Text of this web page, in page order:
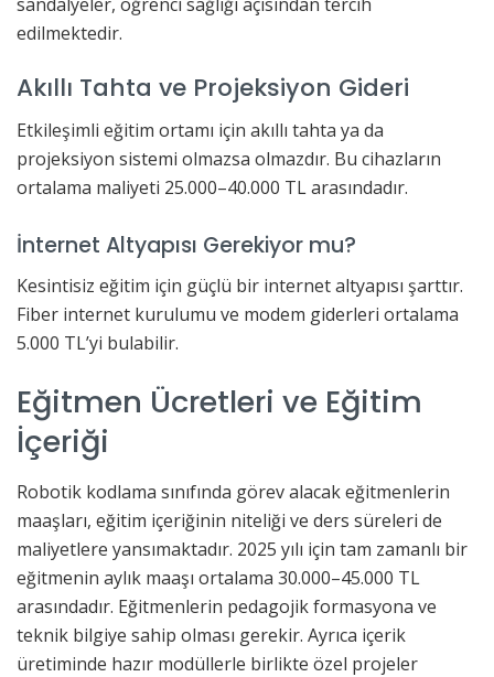
edilmektedir.
Akıllı Tahta ve Projeksiyon Gideri
Etkileşimli eğitim ortamı için akıllı tahta ya da
projeksiyon sistemi olmazsa olmazdır. Bu cihazların
ortalama maliyeti 25.000–40.000 TL arasındadır.
İnternet Altyapısı Gerekiyor mu?
Kesintisiz eğitim için güçlü bir internet altyapısı şarttır.
Fiber internet kurulumu ve modem giderleri ortalama
5.000 TL’yi bulabilir.
Eğitmen Ücretleri ve Eğitim
İçeriği
Robotik kodlama sınıfında görev alacak eğitmenlerin
maaşları, eğitim içeriğinin niteliği ve ders süreleri de
maliyetlere yansımaktadır. 2025 yılı için tam zamanlı bir
eğitmenin aylık maaşı ortalama 30.000–45.000 TL
arasındadır. Eğitmenlerin pedagojik formasyona ve
teknik bilgiye sahip olması gerekir. Ayrıca içerik
üretiminde hazır modüllerle birlikte özel projeler